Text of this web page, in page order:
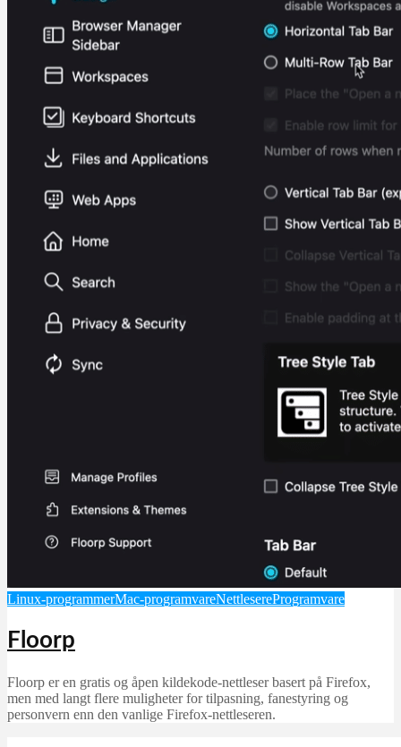
Linux-programmerMac-programvareNettlesereProgramvare
Floorp
Floorp er en gratis og åpen kildekode-nettleser basert på Firefox,
men med langt flere muligheter for tilpasning, fanestyring og
personvern enn den vanlige Firefox-nettleseren.